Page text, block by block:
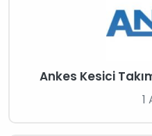
Ankes Kesici
1